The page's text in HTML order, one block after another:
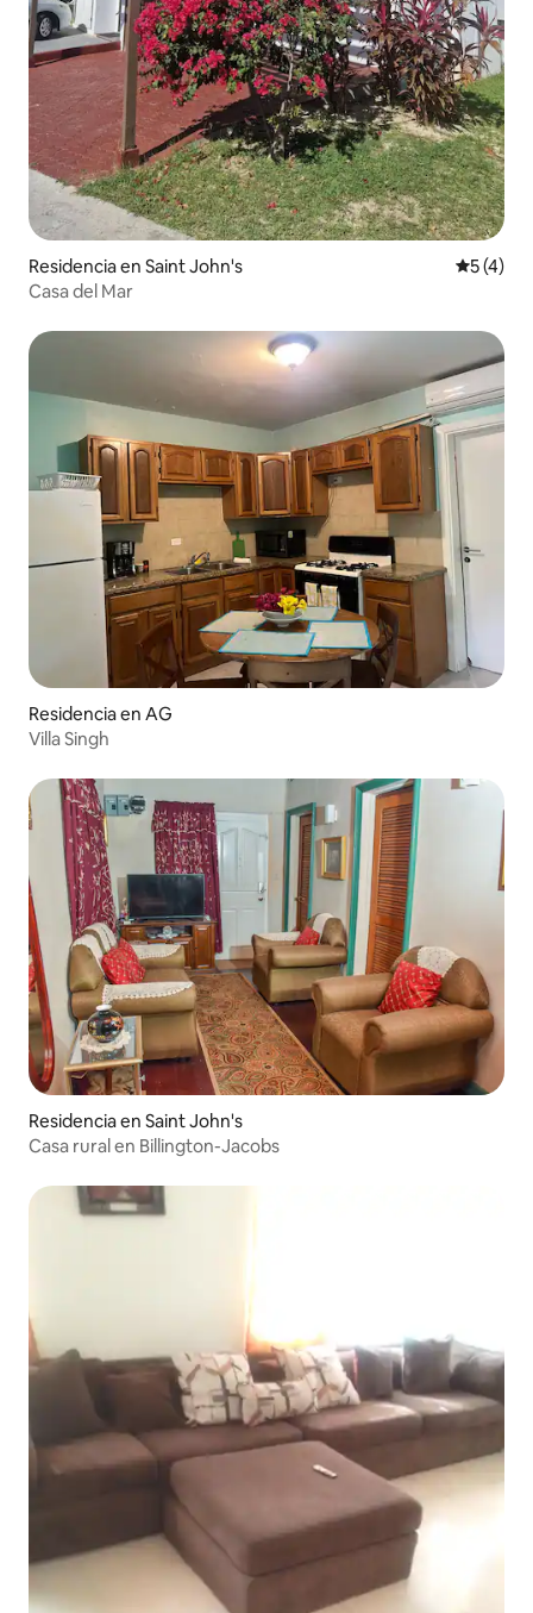
Residencia en Saint John's
5 (4)
Casa del Mar
Residencia en AG
Villa Singh
Residencia en Saint John's
Casa rural en Billington-Jacobs